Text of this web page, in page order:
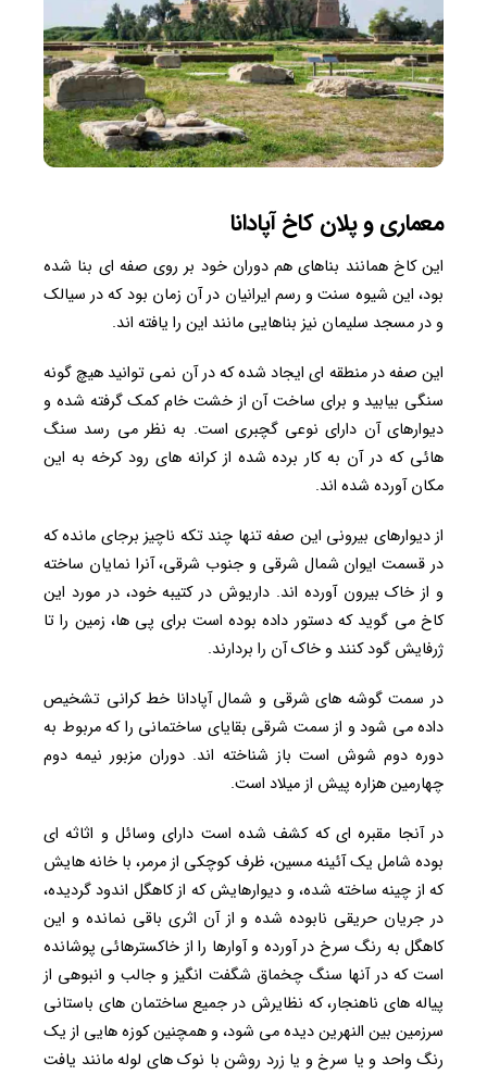
معماری و پلان کاخ آپادانا
این کاخ همانند بناهای هم دوران خود بر روی صفه ای بنا شده
بود، این شیوه سنت و رسم ایرانیان در آن زمان بود که در سیالک
و در مسجد سلیمان نیز بناهایی مانند این را یافته اند.
این صفه در منطقه ای ایجاد شده که در آن نمی توانید هیچ گونه
سنگی بیابید و برای ساخت آن از خشت خام کمک گرفته شده و
دیوارهای آن دارای نوعی گچبری است. به نظر می رسد سنگ
هائی که در آن به کار برده شده از کرانه های رود کرخه به این
مکان آورده شده اند.
از دیوارهای بیرونی این صفه تنها چند تکه ناچیز برجای مانده که
در قسمت ایوان شمال شرقی و جنوب شرقی، آنرا نمایان ساخته
و از خاک بیرون آورده اند. داریوش در کتیبه خود، در مورد این
کاخ می گوید که دستور داده بوده است برای پی ها، زمین را تا
ژرفایش گود کنند و خاک آن را بردارند.
در سمت گوشه های شرقی و شمال آپادانا خط کرانی تشخیص
داده می شود و از سمت شرقی بقایای ساختمانی را که مربوط به
دوره دوم شوش است باز شناخته اند. دوران مزبور نیمه دوم
چهارمین هزاره پیش از میلاد است.
در آنجا مقبره ای که کشف شده است دارای وسائل و اثاثه ای
بوده شامل یک آئینه مسین، ظرف کوچکی از مرمر، با خانه هایش
که از چینه ساخته شده، و دیوارهایش که از کاهگل اندود گردیده،
در جریان حریقی نابوده شده و از آن اثری باقی نمانده و این
کاهگل به رنگ سرخ در آورده و آوارها را از خاکسترهائی پوشانده
است که در آنها سنگ چخماق شگفت انگیز و جالب و انبوهی از
پیاله های ناهنجار، که نظایرش در جمیع ساختمان های باستانی
سرزمین بین النهرین دیده می شود، و همچنین کوزه هایی از یک
رنگ واحد و یا سرخ و یا زرد روشن با نوک های لوله مانند یافت